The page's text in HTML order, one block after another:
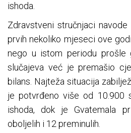
ishoda.
Zdravstveni stručnjaci
prvih nekoliko mjeseci ove
nego u istom periodu prošle
slučajeva već je premašio
bilans. Najteža situacija
je potvrđeno više od 10.900
ishoda, dok je Gvatemala
oboljelih i 12 preminulih.